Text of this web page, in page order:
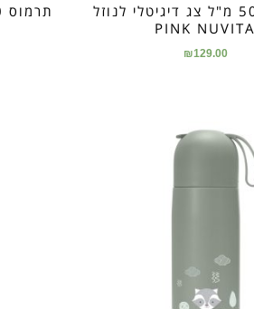
תרמוס 500 מ"ל צג דיגיטלי לנוזל
PINK NUVITA
₪129.00